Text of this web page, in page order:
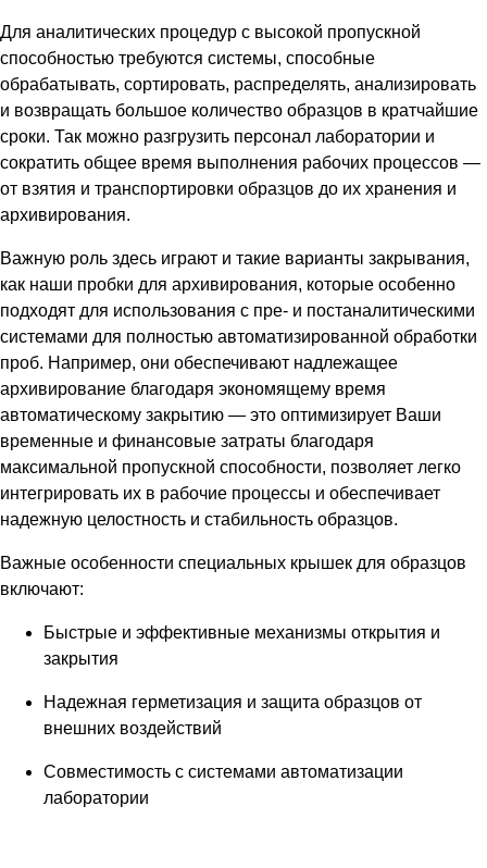
Для аналитических процедур с высокой пропускной
способностью требуются системы, способные
обрабатывать, сортировать, распределять, анализировать
и возвращать большое количество образцов в кратчайшие
сроки. Так можно разгрузить персонал лаборатории и
сократить общее время выполнения рабочих процессов —
от взятия и транспортировки образцов до их хранения и
архивирования.
Важную роль здесь играют и такие варианты закрывания,
как наши пробки для архивирования, которые особенно
подходят для использования с пре- и постаналитическими
системами для полностью автоматизированной обработки
проб. Например, они обеспечивают надлежащее
архивирование благодаря экономящему время
автоматическому закрытию — это оптимизирует Ваши
временные и финансовые затраты благодаря
максимальной пропускной способности, позволяет легко
интегрировать их в рабочие процессы и обеспечивает
надежную целостность и стабильность образцов.
Важные особенности специальных крышек для образцов
включают:
Быстрые и эффективные механизмы открытия и
закрытия
Надежная герметизация и защита образцов от
внешних воздействий
Совместимость с системами автоматизации
лаборатории